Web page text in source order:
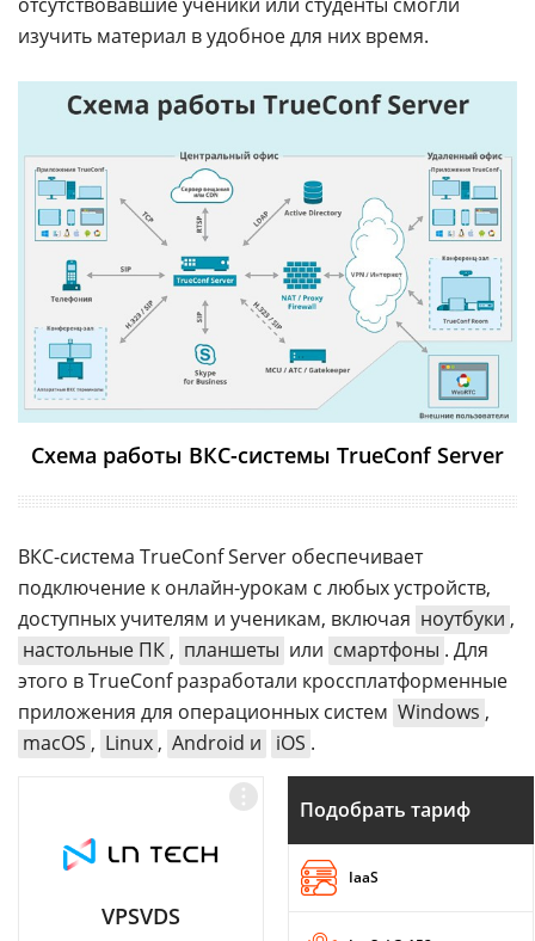
изучить материал в удобное для них время.
Схема работы ВКС-системы TrueConf Server
ВКС-система TrueConf Server обеспечивает
подключение к онлайн-урокам с любых устройств,
доступных учителям и ученикам, включая ноутбуки ,
настольные ПК , планшеты или смартфоны . Для
этого в TrueConf разработали кроссплатформенные
приложения для операционных систем Windows ,
macOS , Linux , Android и iOS .
VPSVDS
Подобрать тариф
IaaS